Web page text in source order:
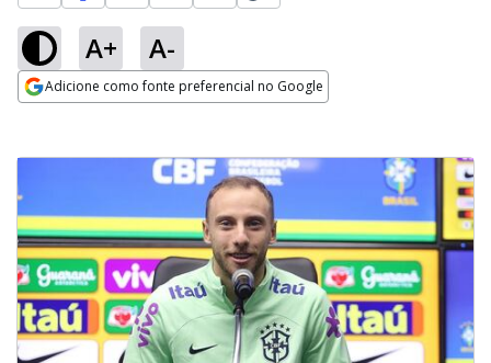
A+ A-
Adicione como fonte preferencial no Google